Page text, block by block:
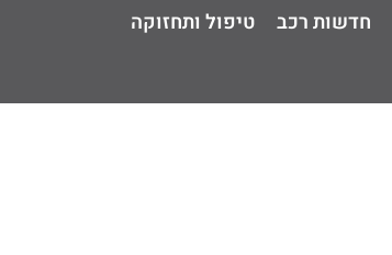
חדשות רכב טיפול ותחזוקה